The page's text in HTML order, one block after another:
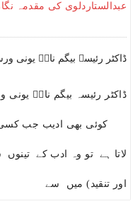
عبدالستاردلوی کی مقدمہ
ڈاکٹر رئیسہ بیگم نازؔ یونی
ڈاکٹر رئیسہ بیگم نازؔ
کوئی بھی ادیب جب کسی
لاتا ہے تو وہ ادب کے
اور تنقید) میں سے